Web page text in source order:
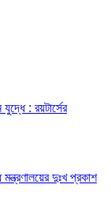
: রয়টার্সের
দুঃখ প্রকাশ